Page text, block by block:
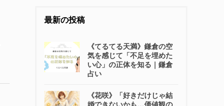
最新の投稿
《てるてる天満》鎌倉の空
気を感じて「不足を埋めた
い心」の正体を知る｜鎌倉
占い
《花咲》「好きだけじゃ結